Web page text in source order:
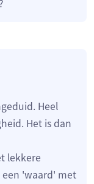
Heel
Het is dan
lekkere
een 'waard' met